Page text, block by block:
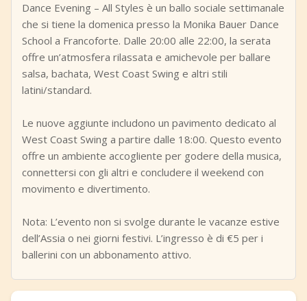
Dance Evening – All Styles è un ballo sociale settimanale
che si tiene la domenica presso la Monika Bauer Dance
School a Francoforte. Dalle 20:00 alle 22:00, la serata
offre un’atmosfera rilassata e amichevole per ballare
salsa, bachata, West Coast Swing e altri stili
latini/standard.
Le nuove aggiunte includono un pavimento dedicato al
West Coast Swing a partire dalle 18:00. Questo evento
offre un ambiente accogliente per godere della musica,
connettersi con gli altri e concludere il weekend con
movimento e divertimento.
Nota: L’evento non si svolge durante le vacanze estive
dell’Assia o nei giorni festivi. L’ingresso è di €5 per i
ballerini con un abbonamento attivo.